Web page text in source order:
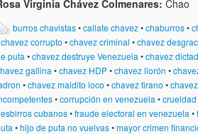
Virginia Chávez Colmenares: Chao
burros chavistas•callate chavez•chaburros•
chavez corrupto •chavez criminal •chavez
puta •chavez destruye Venezuela •chavez
gallina •chavez HDP•chavez llorón •
•chavez maldito loco •chavez tirano •
•corrupción en venezuela •
esbirros cubanos•fraude electoral en venezuela •
•hijo de puta no vuelvas•mayor crimen